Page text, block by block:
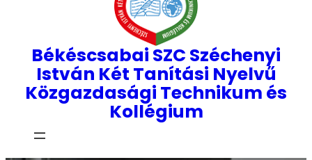
Békéscsabai SZC Széchenyi
István Két Tanítási Nyelvű
Közgazdasági Technikum és
Kollégium